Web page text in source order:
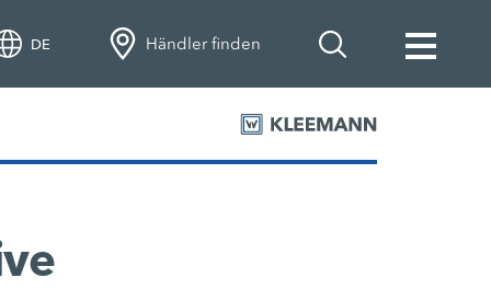
DE Händler finden